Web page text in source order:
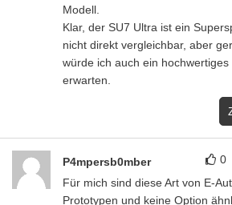
Modell.
Klar, der SU7 Ultra ist ein
nicht direkt vergleichbar, aber
würde ich auch ein
erwarten.
0
P4mpersb0mber
Für mich sind diese Art von E-
Prototypen und keine Option